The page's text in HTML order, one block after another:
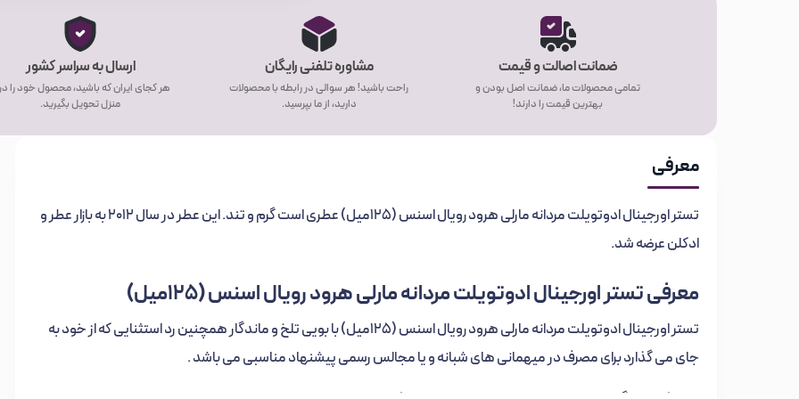
ضمانت اصالت و قیمت
تمامی محصولات ما، ضمانت اصل بودن و
بهترین قیمت را دارند!
مشاوره تلفنی رایگان
راحت باشید! هر سوالی در رابطه با محصولات
دارید، از ما بپرسید.
ارسال به سراسر کشور
هر کجای ایران که باشید، محصول خود را
منزل تحویل بگیرید.
معرفی
تستر اورجینال ادوتویلت مردانه مارلی هرود رویال اسنس (125میل) عطری است گرم و تند. این عطر در سال 2012 به بازار عطر و
ادکلن عرضه شد.
معرفی تستر اورجینال ادوتویلت مردانه مارلی هرود رویال اسنس (125میل)
تستر اورجینال ادوتویلت مردانه مارلی هرود رویال اسنس (125میل) با بویی تلخ و ماندگار همچنین رد استثنایی که از خود به
جای می گذارد برای مصرف در میهمانی های شبانه و یا مجالس رسمی پیشنهاد مناسبی می باشد .